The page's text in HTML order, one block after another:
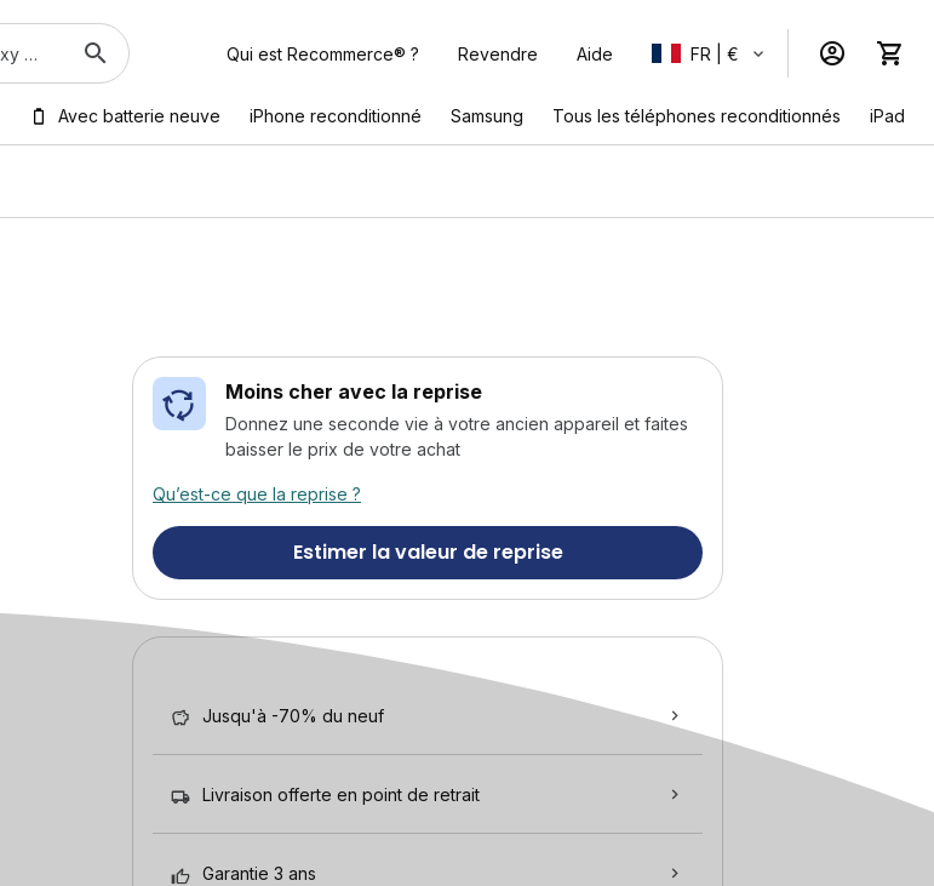
Qui est Recommerce® ? Revendre Aide FR | €
Avec batterie neuve iPhone reconditionné Samsung Tous les téléphones reconditionnés iPad
Moins cher avec la reprise
Donnez une seconde vie à votre ancien appareil et faites
baisser le prix de votre achat
Qu’est-ce que la reprise ?
Estimer la valeur de reprise
Jusqu'à -70% du neuf
Livraison offerte en point de retrait
Garantie 3 ans